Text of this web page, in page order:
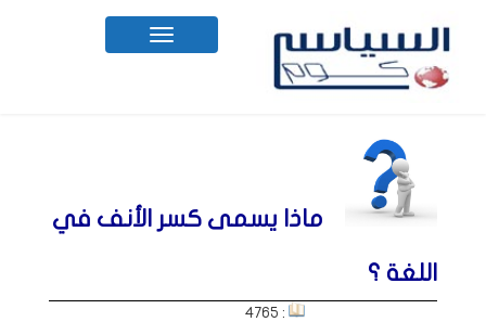
Toggle
navigation
ماذا يسمى كسر الأنف في
اللغة ؟
: 4765